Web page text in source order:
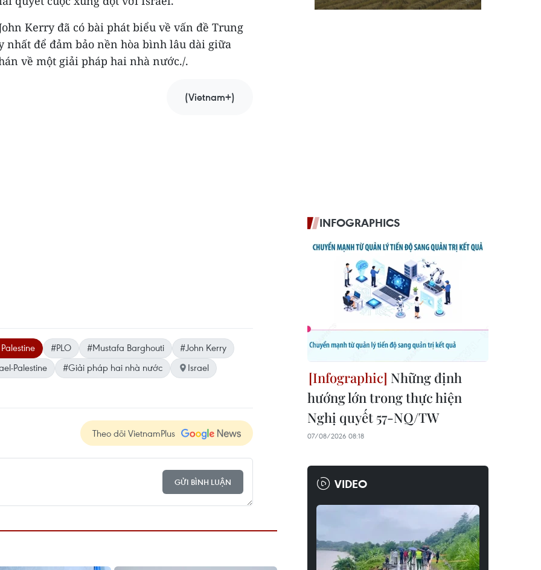
Kerry đã có bài phát biểu về vấn đề Trung
nhất để đảm bảo nền hòa bình lâu dài giữa
về một giải pháp hai nhà nước./.
(Vietnam+)
#PLO #Mustafa Barghouti
#John Kerry
Palestine #Giải pháp hai nhà nước
Israel
Theo dõi VietnamPlus
GỬI BÌNH LUẬN
INFOGRAPHICS
Những định
hướng lớn trong thực hiện
Nghị quyết 57-NQ/TW
07/08/2026 08:18
VIDEO